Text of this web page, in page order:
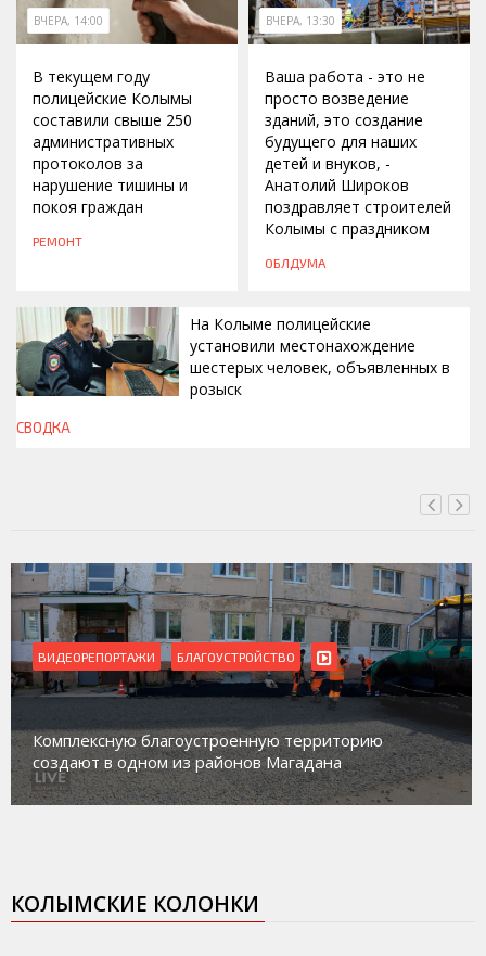
ВЧЕРА, 14:00
В текущем году
полицейские Колымы
составили свыше 250
административных
протоколов за
нарушение тишины и
покоя граждан
РЕМОНТ
ВЧЕРА, 13:30
Ваша работа - это не
просто возведение
зданий, это создание
будущего для наших
детей и внуков, -
Анатолий Широков
поздравляет строителей
Колымы с праздником
ОБЛДУМА
ВЧЕРА, 13:00
На Колыме полицейские
установили местонахождение
шестерых человек, объявленных в
розыск
СВОДКА
ВИДЕОРЕПОРТАЖИ БЛАГОУСТРОЙСТВО
Комплексную благоустроенную территорию
создают в одном из районов Магадана
КОЛЫМСКИЕ КОЛОНКИ